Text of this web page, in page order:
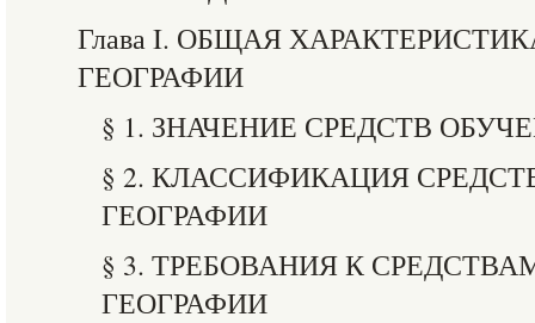
Глава I. ОБЩАЯ
ГЕОГРАФИИ
§ 1. ЗНАЧЕНИЕ СРЕДСТВ
§ 2. КЛАССИФИКАЦИЯ
ГЕОГРАФИИ
§ 3. ТРЕБОВАНИЯ К
ГЕОГРАФИИ